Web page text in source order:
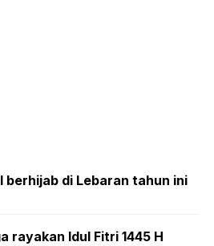
berhijab di Lebaran tahun ini
rayakan Idul Fitri 1445 H